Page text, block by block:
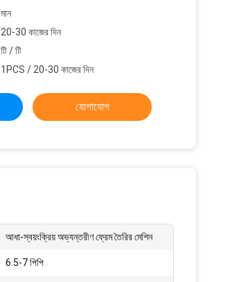
মান
20-30 কাজের দিন
টি / টি
1PCS / 20-30 কাজের দিন
যোগাযোগ
আধা-স্বয়ংক্রিয় অভ্যন্তরীণ ফ্রেম তৈরির মেশিন
6.5-7 পিপি